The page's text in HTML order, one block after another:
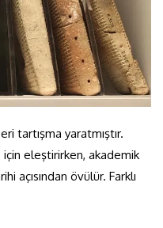
tartışma yaratmıştır.
için eleştirirken, akademik
açısından övülür. Farklı